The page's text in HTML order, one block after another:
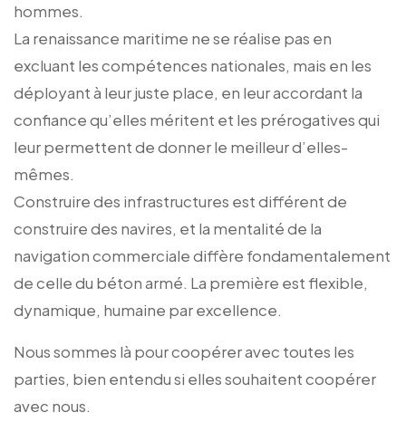
hommes.
La renaissance maritime ne se réalise pas en
excluant les compétences nationales, mais en les
déployant à leur juste place, en leur accordant la
confiance qu’elles méritent et les prérogatives qui
leur permettent de donner le meilleur d’elles-
mêmes.
Construire des infrastructures est différent de
construire des navires, et la mentalité de la
navigation commerciale diffère fondamentalement
de celle du béton armé. La première est flexible,
dynamique, humaine par excellence.
Nous sommes là pour coopérer avec toutes les
parties, bien entendu si elles souhaitent coopérer
avec nous.